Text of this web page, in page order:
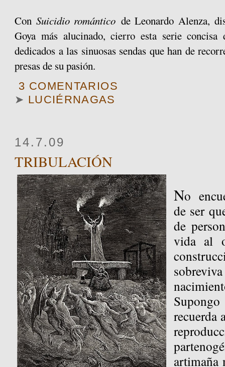
Con Suicidio romántico de Leonardo Alenza,
Goya más alucinado, cierro esta serie concisa
dedicados a las sinuosas sendas que han de
presas de su pasión.
3 COMENTARIOS
➤ LUCIÉRNAGAS
14.7.09
TRIBULACIÓN
No
de ser
de
vida al
recuerda
artimaña